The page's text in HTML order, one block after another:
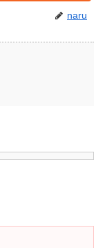
naru